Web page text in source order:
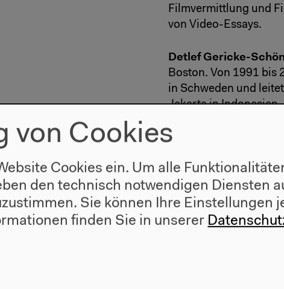
Filmvermittlung und
von Video-Essays.
Detlef Gericke-
Boston. Von 1991 bis
in Schweden und
Jakarta in Indonesien.
Bereichs Film in der
Koordinierung der
der Freien
Eberhard Karls
Leitung des Goethe-
von Cookies
Cookies ein. Um alle
den technisch notwendigen Diensten
Sie können Ihre Einstellungen
finden Sie in unserer